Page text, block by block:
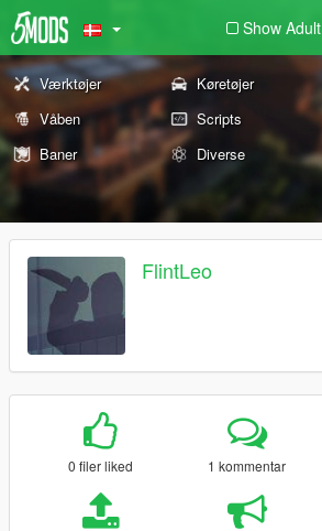
Show Adult
Værktøjer Køretøjer
Våben
Scripts
Baner
Diverse
FlintLeo
0 filer liked 1 kommentar